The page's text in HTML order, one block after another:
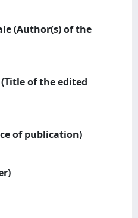
(Author(s) of the
of the edited
of publication)